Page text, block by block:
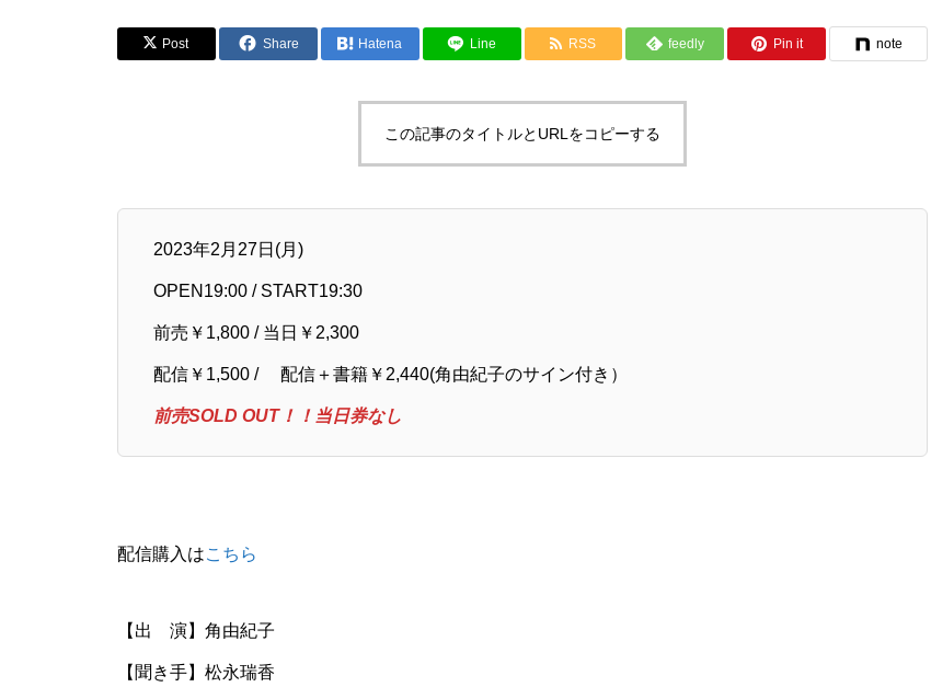
Post Share Hatena Line RSS feedly Pin it note
この記事のタイトルとURLをコピーする
2023年2月27日(月)
OPEN19:00 / START19:30
前売￥1,800 / 当日￥2,300
配信￥1,500 / 配信＋書籍￥2,440(角由紀子のサイン付き）
前売SOLD OUT！！当日券なし
配信購入はこちら
【出 演】角由紀子
【聞き手】松永瑞香